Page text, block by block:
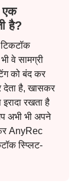
एक
है?
वे सामग्री
को बंद कर
देता है, खासकर
रखता है
अभी भी अपने
AnyRec
स्प्लिट-